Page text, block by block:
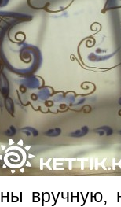
вручную,